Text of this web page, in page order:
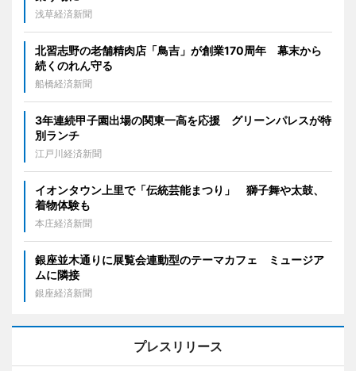
浅草経済新聞
北習志野の老舗精肉店「鳥吉」が創業170周年 幕末から
続くのれん守る
船橋経済新聞
3年連続甲子園出場の関東一高を応援 グリーンパレスが特
別ランチ
江戸川経済新聞
イオンタウン上里で「伝統芸能まつり」 獅子舞や太鼓、
着物体験も
本庄経済新聞
銀座並木通りに展覧会連動型のテーマカフェ ミュージア
ムに隣接
銀座経済新聞
プレスリリース